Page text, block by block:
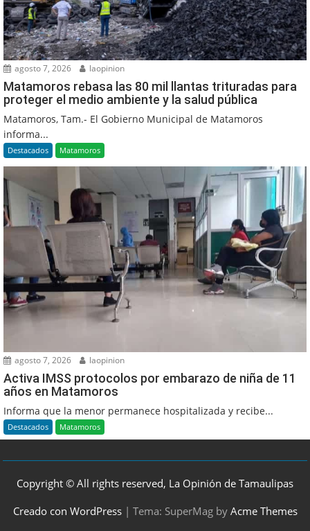
agosto 7, 2026 laopinion
Matamoros rebasa las 80 mil llantas trituradas para
proteger el medio ambiente y la salud pública
Matamoros, Tam.- El Gobierno Municipal de Matamoros
informa...
Destacados Matamoros
agosto 7, 2026 laopinion
Activa IMSS protocolos por embarazo de niña de 11
años en Matamoros
Informa que la menor permanece hospitalizada y recibe...
Destacados Matamoros
Copyright © All rights reserved, La Opinión de Tamaulipas
Creado con WordPress | Tema: SuperMag by Acme Themes